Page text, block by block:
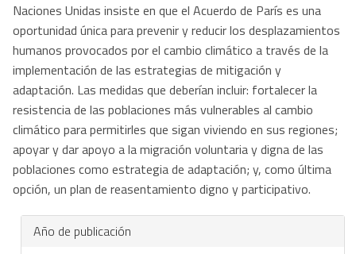
Naciones Unidas insiste en que el Acuerdo de París es una
oportunidad única para prevenir y reducir los desplazamientos
humanos provocados por el cambio climático a través de la
implementación de las estrategias de mitigación y
adaptación. Las medidas que deberían incluir: fortalecer la
resistencia de las poblaciones más vulnerables al cambio
climático para permitirles que sigan viviendo en sus regiones;
apoyar y dar apoyo a la migración voluntaria y digna de las
poblaciones como estrategia de adaptación; y, como última
opción, un plan de reasentamiento digno y participativo.
Año de publicación